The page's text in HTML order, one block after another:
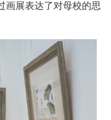
画展表达了对母校的思